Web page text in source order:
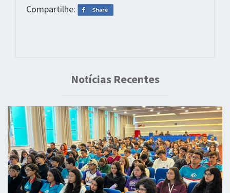
Compartilhe:
Notícias Recentes